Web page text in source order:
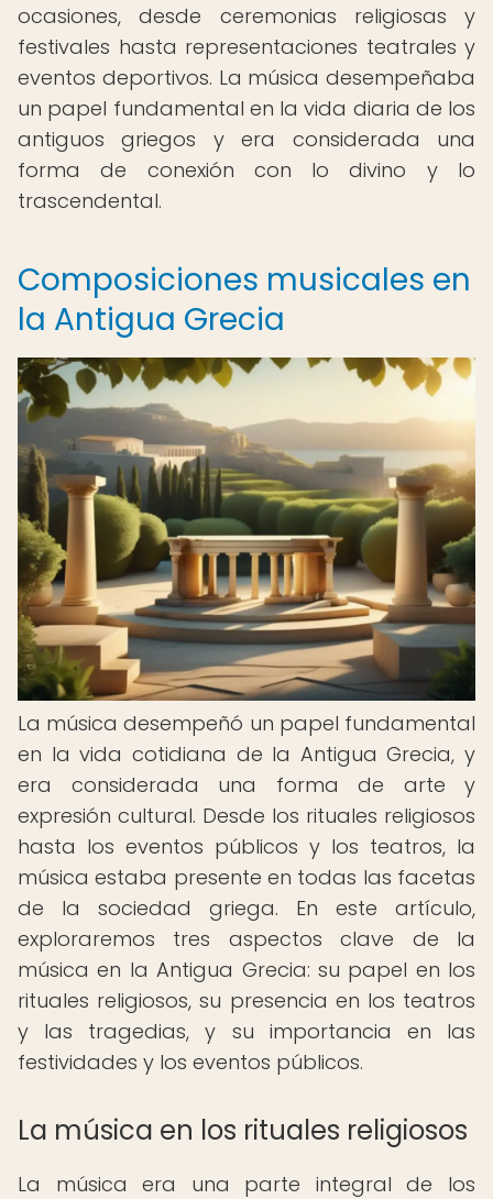
ocasiones, desde ceremonias religiosas y
festivales hasta representaciones teatrales y
eventos deportivos. La música desempeñaba
un papel fundamental en la vida diaria de los
antiguos griegos y era considerada una
forma de conexión con lo divino y lo
trascendental.
Composiciones musicales en
la Antigua Grecia
La música desempeñó un papel fundamental
en la vida cotidiana de la Antigua Grecia, y
era considerada una forma de arte y
expresión cultural. Desde los rituales religiosos
hasta los eventos públicos y los teatros, la
música estaba presente en todas las facetas
de la sociedad griega. En este artículo,
exploraremos tres aspectos clave de la
música en la Antigua Grecia: su papel en los
rituales religiosos, su presencia en los teatros
y las tragedias, y su importancia en las
festividades y los eventos públicos.
La música en los rituales religiosos
La música era una parte integral de los